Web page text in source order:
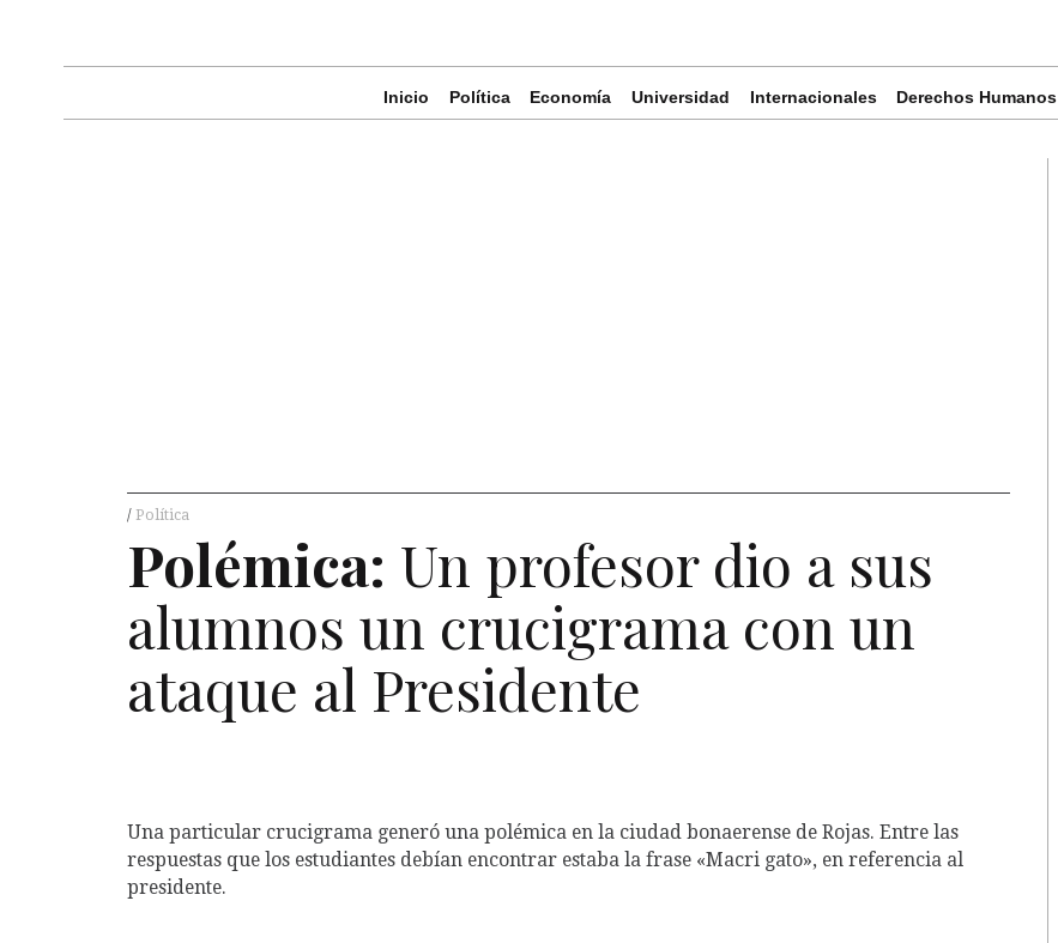
Inicio Política Economía Universidad Internacionales Derechos Humanos
Política
Polémica: Un profesor dio a sus
alumnos un crucigrama con un
ataque al Presidente
Una particular crucigrama generó una polémica en la ciudad bonaerense de Rojas. Entre las
respuestas que los estudiantes debían encontrar estaba la frase «Macri gato», en referencia al
presidente.